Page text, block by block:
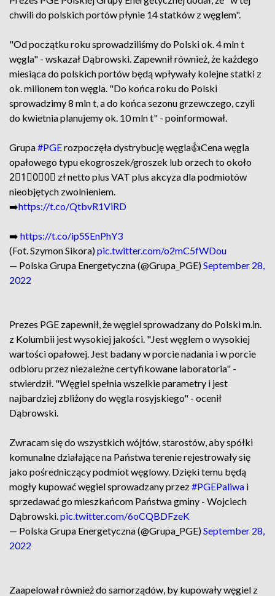
chwili do polskich portów płynie 14 statków z węglem".
"Od początku roku sprowadziliśmy do Polski ok. 4 mln t
węgla" - wskazał Dąbrowski. Zapewnił również, że każdego
miesiąca do polskich portów będą wpływały kolejne statki z
ok. milionem ton węgla. "Do końca roku do Polski
sprowadzimy 8 mln t, a do końca sezonu grzewczego, czyli
do kwietnia planujemy ok. 10 mln t" - poinformował.
Grupa#PGErozpoczęła dystrybucję węgla👍Cena węgla
opałowego typu ekogroszek/groszek lub orzech to około
2⃣1⃣0⃣0⃣ zł netto plus VAT plus akcyza dla podmiotów
nieobjętych zwolnieniem.
➡️https://t.co/QtbvR1ViRD
➡️ https://t.co/ip5SEnPhY3
(Fot. Szymon Sikora)pic.twitter.com/o2mC5fWDou
— Polska Grupa Energetyczna (@Grupa_PGE)September 28,
2022
Prezes PGE zapewnił, że węgiel sprowadzany do Polski m.in.
z Kolumbii jest wysokiej jakości. "Jest węglem o wysokiej
wartości opałowej. Jest badany w porcie nadania i w porcie
odbioru przez niezależne certyfikowane laboratoria" -
stwierdził. "Węgiel spełnia wszelkie parametry i jest
najbardziej zbliżony do węgla rosyjskiego" - ocenił
Dąbrowski.
Zwracam się do wszystkich wójtów, starostów, aby spółki
komunalne działające na Państwa terenie rejestrowały się
jako pośredniczący podmiot węglowy. Dzięki temu będą
mogły kupować węgiel sprowadzany przez#PGEPaliwa i
sprzedawać go mieszkańcom Państwa gminy - Wojciech
Dąbrowski.pic.twitter.com/6oCQBDFzeK
— Polska Grupa Energetyczna (@Grupa_PGE)September 28,
2022
Zaapelował również do samorządów, by kupowały węgiel z